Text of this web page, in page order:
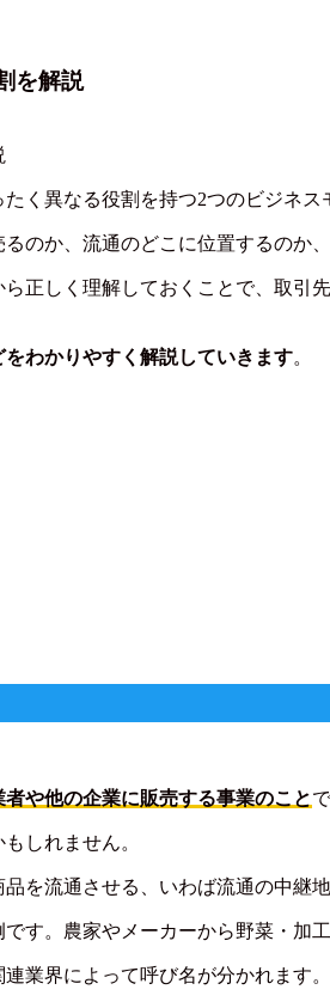
を解説
く異なる役割を持つ2つのビジネス
のか、流通のどこに位置するのか
正しく理解しておくことで、取
わかりやすく解説していきます。
や他の企業に販売する事業のこと
しれません。
を流通させる、いわば流通の中継
す。農家やメーカーから野菜・加
業界によって呼び名が分かれます。